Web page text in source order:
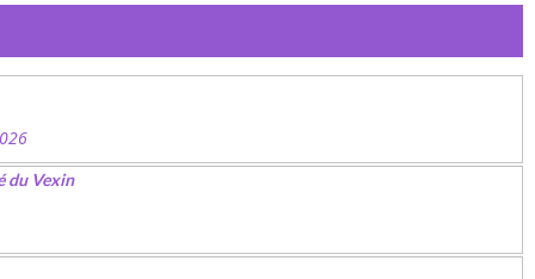
du Vexin